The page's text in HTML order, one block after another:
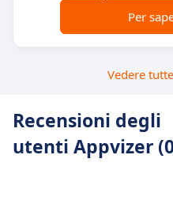
Per
Vedere
Recensioni degli
utenti Appvizer